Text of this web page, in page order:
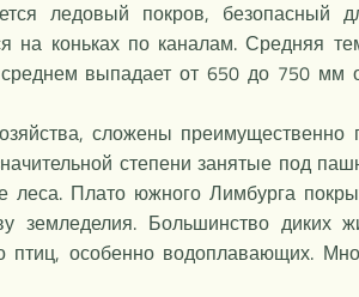
ледовый покров, безопасный
на коньках по каналам. Средняя
выпадает от 650 до 750 мм
сложены
степени занятые под
леса. Плато южного Лимбурга
земледелия. Большинство диких
особенно водоплавающих.